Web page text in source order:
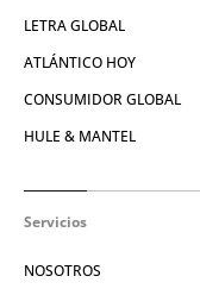
LETRA GLOBAL
ATLÁNTICO HOY
CONSUMIDOR GLOBAL
HULE & MANTEL
Servicios
NOSOTROS